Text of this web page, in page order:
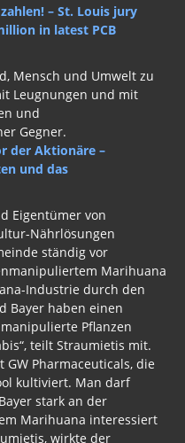
– St. Louis jury
in latest PCB
Mensch und Umwelt zu
Leugnungen und mit
und
Gegner.
der Aktionäre –
und das
Eigentümer von
Nährlösungen
ständig vor
Marihuana
Industrie durch den
Bayer haben einen
Pflanzen
teilt Straumietis mit.
Pharmaceuticals, die
kultiviert. Man darf
stark an der
Marihuana interessiert
wirkte der